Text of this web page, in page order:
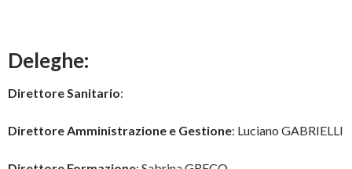
Deleghe:
Direttore Sanitario:
Direttore Amministrazione e Gestione: Luciano GABRIELLI